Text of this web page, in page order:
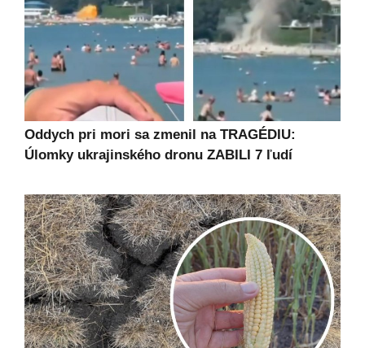
Oddych pri mori sa zmenil na TRAGÉDIU:
Úlomky ukrajinského dronu ZABILI 7 ľudí